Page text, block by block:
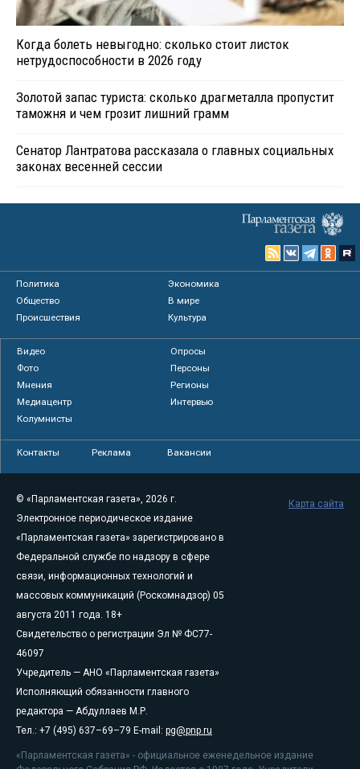
Когда болеть невыгодно: сколько стоит листок
нетрудоспособности в 2026 году
Золотой запас туриста: сколько драгметалла пропустит
таможня и чем грозит лишний грамм
Сенатор Лантратова рассказала о главных социальных
законах весенней сессии
Политика
Экономика
Общество
В мире
Происшествия
Культура
Видео
Опросы
Фото
Персоны
Мнения
Регионы
Медиацентр
Интервью
Колумнисты
Контакты Реклама Вакансии
© «Парламентская газета», 2026 г.
Электронное периодическое издание
«Парламентская газета» зарегистрировано в
Федеральной службе по надзору в сфере
связи, информационных технологий и
массовых коммуникаций (Роскомнадзор) 05
августа 2011 года. 18+
Свидетельство о регистрации Эл № ФС77-
46097
Учредитель — АНО «Парламентская газета»
Исполняющий обязанности главного
редактора — Абдуллаев М.Р.
Тел.: +7 (495) 637–69–79 E-mail: pg@pnp.ru
«Парламентская газета» - официальное еженедельное издание
Карта сайта